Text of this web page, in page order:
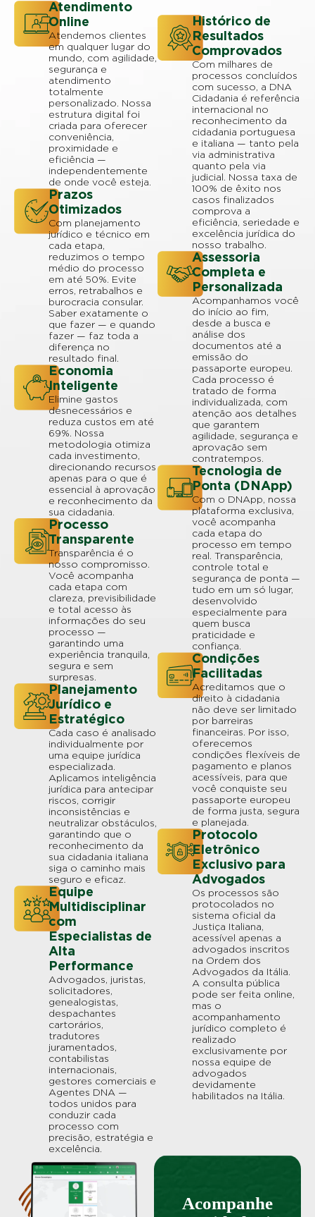
Atendimento
Online
Atendemos clientes
em qualquer lugar do
mundo, com agilidade,
segurança e
atendimento
totalmente
personalizado. Nossa
estrutura digital foi
criada para oferecer
conveniência,
proximidade e
eficiência —
independentemente
de onde você esteja.
Prazos
Otimizados
Com planejamento
jurídico e técnico em
cada etapa,
reduzimos o tempo
médio do processo
em até 50%. Evite
erros, retrabalhos e
burocracia consular.
Saber exatamente o
que fazer — e quando
fazer — faz toda a
diferença no
resultado final.
Economia
Inteligente
Elimine gastos
desnecessários e
reduza custos em até
69%. Nossa
metodologia otimiza
cada investimento,
direcionando recursos
apenas para o que é
essencial à aprovação
e reconhecimento da
sua cidadania.
Processo
Transparente
Transparência é o
nosso compromisso.
Você acompanha
cada etapa com
clareza, previsibilidade
e total acesso às
informações do seu
processo —
garantindo uma
experiência tranquila,
segura e sem
surpresas.
Planejamento
Jurídico e
Estratégico
Cada caso é analisado
individualmente por
uma equipe jurídica
especializada.
Aplicamos inteligência
jurídica para antecipar
riscos, corrigir
inconsistências e
neutralizar obstáculos,
garantindo que o
reconhecimento da
sua cidadania italiana
siga o caminho mais
seguro e eficaz.
Equipe
Multidisciplinar
com
Especialistas de
Alta
Performance
Advogados, juristas,
solicitadores,
genealogistas,
despachantes
cartorários,
tradutores
juramentados,
contabilistas
internacionais,
gestores comerciais e
Agentes DNA —
todos unidos para
conduzir cada
processo com
precisão, estratégia e
excelência.
Histórico de
Resultados
Comprovados
Com milhares de
processos concluídos
com sucesso, a DNA
Cidadania é referência
internacional no
reconhecimento da
cidadania portuguesa
e italiana — tanto pela
via administrativa
quanto pela via
judicial. Nossa taxa de
100% de êxito nos
casos finalizados
comprova a
eficiência, seriedade e
excelência jurídica do
nosso trabalho.
Assessoria
Completa e
Personalizada
Acompanhamos você
do início ao fim,
desde a busca e
análise dos
documentos até a
emissão do
passaporte europeu.
Cada processo é
tratado de forma
individualizada, com
atenção aos detalhes
que garantem
agilidade, segurança e
aprovação sem
contratempos.
Tecnologia de
Ponta (DNApp)
Com o DNApp, nossa
plataforma exclusiva,
você acompanha
cada etapa do
processo em tempo
real. Transparência,
controle total e
segurança de ponta —
tudo em um só lugar,
desenvolvido
especialmente para
quem busca
praticidade e
confiança.
Condições
Facilitadas
Acreditamos que o
direito à cidadania
não deve ser limitado
por barreiras
financeiras. Por isso,
oferecemos
condições flexíveis de
pagamento e planos
acessíveis, para que
você conquiste seu
passaporte europeu
de forma justa, segura
e planejada.
Protocolo
Eletrônico
Exclusivo para
Advogados
Os processos são
protocolados no
sistema oficial da
Justiça Italiana,
acessível apenas a
advogados inscritos
na Ordem dos
Advogados da Itália.
A consulta pública
pode ser feita online,
mas o
acompanhamento
jurídico completo é
realizado
exclusivamente por
nossa equipe de
advogados
devidamente
habilitados na Itália.
Acompanhe